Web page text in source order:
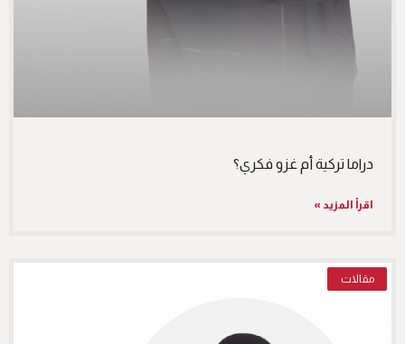
دراما تركية أم غزو فكري؟
اقرأ المزيد »
مقالات